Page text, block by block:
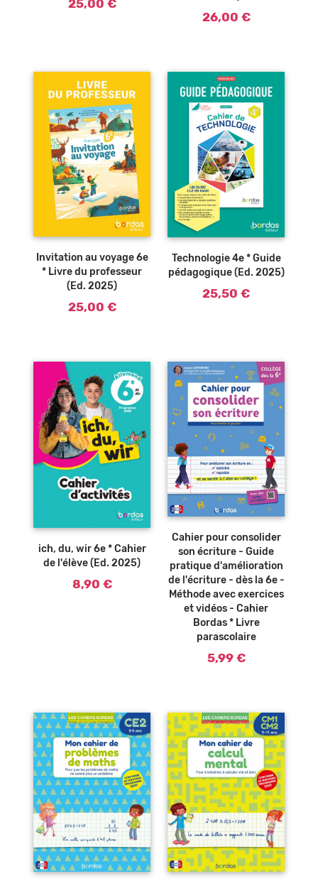
25,00 €
26,00 €
Ajouter au
Invitation au voyage 6e
* Livre du professeur
(Ed. 2025)
25,00 €
Ajouter au
Technologie 4e * Guide
pédagogique (Ed. 2025)
25,50 €
Ajouter au
ich, du, wir 6e * Cahier
de l'élève (Ed. 2025)
8,90 €
Ajouter au
Cahier pour consolider
son écriture - Guide
pratique d'amélioration
de l'écriture - dès la 6e -
Méthode avec exercices
et vidéos - Cahier
Bordas * Livre
parascolaire
5,99 €
Ajouter au
Ajouter au